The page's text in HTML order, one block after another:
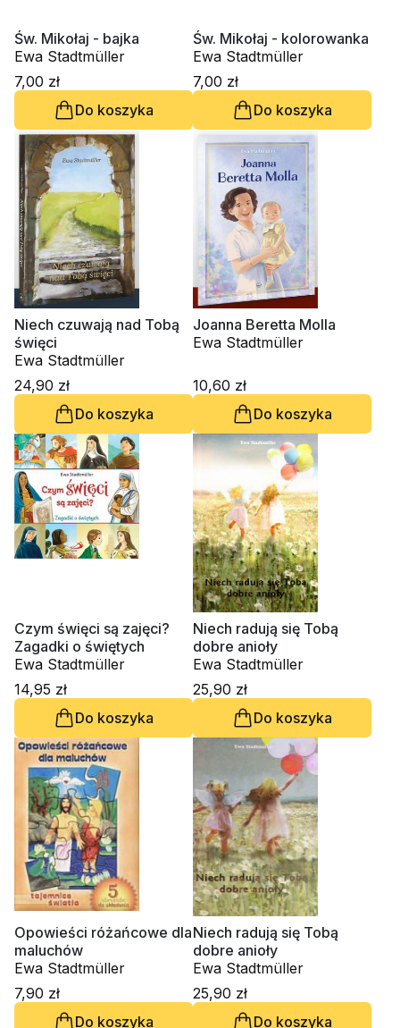
Św. Mikołaj - bajka
Ewa Stadtmüller
7,00 zł
Do koszyka
Św. Mikołaj - kolorowanka
Ewa Stadtmüller
7,00 zł
Do koszyka
Niech czuwają nad Tobą
święci
Ewa Stadtmüller
24,90 zł
Do koszyka
Joanna Beretta Molla
Ewa Stadtmüller
10,60 zł
Do koszyka
Czym święci są zajęci?
Zagadki o świętych
Ewa Stadtmüller
14,95 zł
Do koszyka
Niech radują się Tobą
dobre anioły
Ewa Stadtmüller
25,90 zł
Do koszyka
Opowieści różańcowe dla
maluchów
Ewa Stadtmüller
7,90 zł
Do koszyka
Niech radują się Tobą
dobre anioły
Ewa Stadtmüller
25,90 zł
Do koszyka